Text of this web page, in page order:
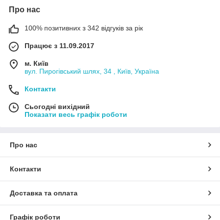
Про нас
100% позитивних з 342 відгуків за рік
Працює з 11.09.2017
м. Київ
вул. Пирогівський шлях, 34 , Київ, Україна
Контакти
Сьогодні вихідний
Показати весь графік роботи
Про нас
Контакти
Доставка та оплата
Графік роботи